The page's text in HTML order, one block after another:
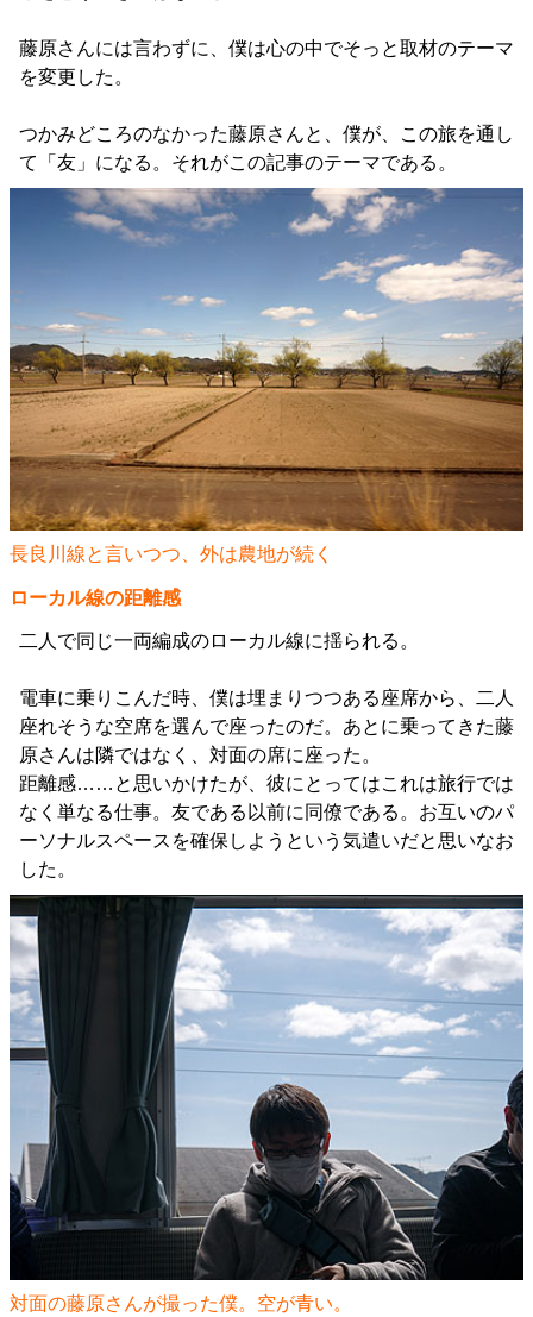
藤原さんには言わずに、僕は心の中でそっと取材のテーマ
を変更した。
つかみどころのなかった藤原さんと、僕が、この旅を通し
て「友」になる。それがこの記事のテーマである。
長良川線と言いつつ、外は農地が続く
ローカル線の距離感
二人で同じ一両編成のローカル線に揺られる。
電車に乗りこんだ時、僕は埋まりつつある座席から、二人
座れそうな空席を選んで座ったのだ。あとに乗ってきた藤
原さんは隣ではなく、対面の席に座った。
距離感……と思いかけたが、彼にとってはこれは旅行では
なく単なる仕事。友である以前に同僚である。お互いのパ
ーソナルスペースを確保しようという気遣いだと思いなお
した。
対面の藤原さんが撮った僕。空が青い。